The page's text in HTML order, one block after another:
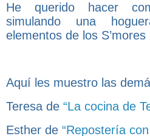
He querido hacer
simulando una
elementos de los S’mores
Aquí les muestro las
Teresa de “La cocina de
Esther de “Repostería